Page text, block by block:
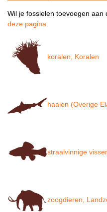
Wil je fossielen toevoegen
deze pagina.
koralen, Koralen
haaien (Overige
straalvinnige
zoogdieren,